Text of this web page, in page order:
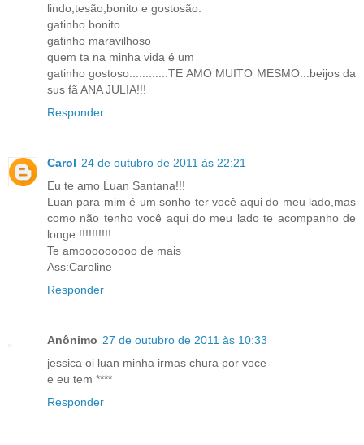
lindo,tesão,bonito e gostosão.
gatinho bonito
gatinho maravilhoso
quem ta na minha vida é um
gatinho gostoso............TE AMO MUITO MESMO...beijos da
sus fã ANA JULIA!!!
Responder
Carol 24 de outubro de 2011 às 22:21
Eu te amo Luan Santana!!!
Luan para mim é um sonho ter você aqui do meu lado,mas
como não tenho você aqui do meu lado te acompanho de
longe !!!!!!!!!!
Te amooooooooo de mais
Ass:Caroline
Responder
Anônimo 27 de outubro de 2011 às 10:33
jessica oi luan minha irmas chura por voce
e eu tem ****
Responder